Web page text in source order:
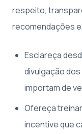
respeito,
recomendações
Esclareça
divulgação
importam de
Ofereça
incentive que